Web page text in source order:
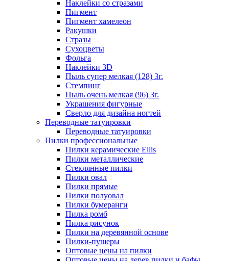
Наклейки со стразами
Пигмент
Пигмент хамелеон
Ракушки
Стразы
Сухоцветы
Фольга
Наклейки 3D
Пыль супер мелкая (128) 3г.
Стемпинг
Пыль очень мелкая (96) 3г.
Украшения фигурные
Сверло для дизайна ногтей
Переводные татуировки
Переводные татуировки
Пилки профессиональные
Пилки керамические Ellis
Пилки металлические
Стеклянные пилки
Пилки овал
Пилки прямые
Пилки полуовал
Пилки бумеранги
Пилка ромб
Пилка рисунок
Пилки на деревянной основе
Пилки-пушеры
Оптовые цены на пилки